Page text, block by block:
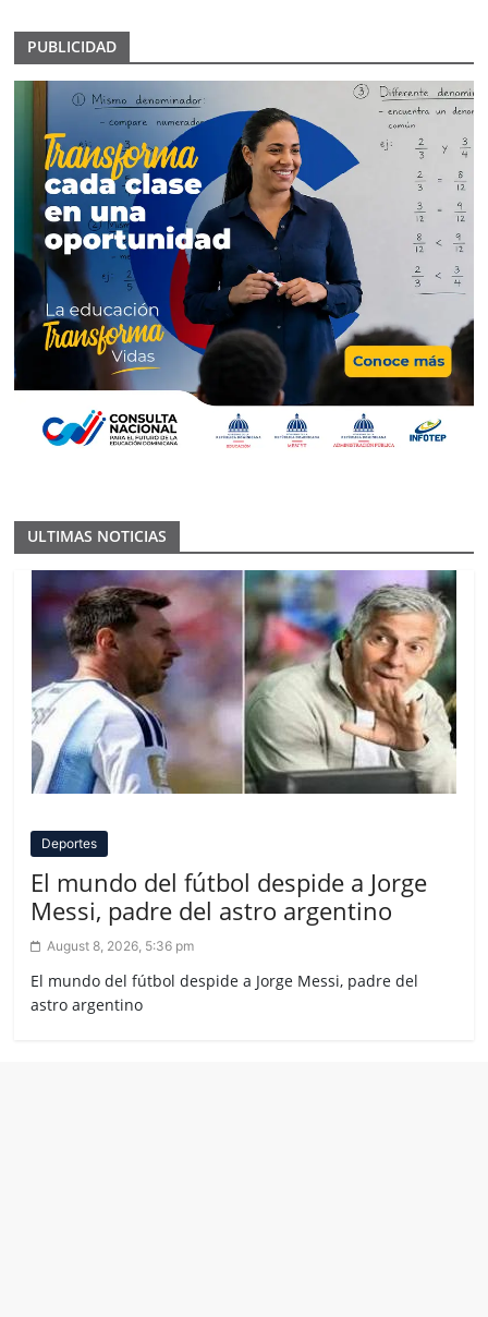
PUBLICIDAD
ULTIMAS NOTICIAS
Deportes
El mundo del fútbol despide a Jorge
Messi, padre del astro argentino
August 8, 2026, 5:36 pm
El mundo del fútbol despide a Jorge Messi, padre del
astro argentino